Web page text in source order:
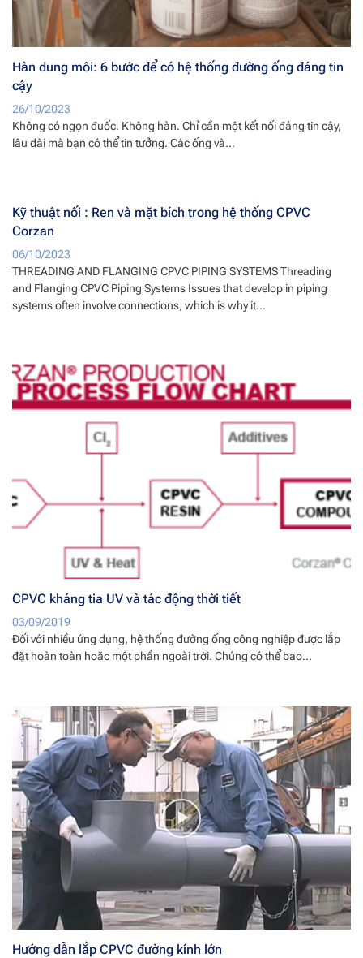
Hàn dung môi: 6 bước để có hệ thống đường ống đáng tin
cậy
26/10/2023
Không có ngọn đuốc. Không hàn. Chỉ cần một kết nối đáng tin cậy,
lâu dài mà bạn có thể tin tưởng. Các ống và...
Kỹ thuật nối : Ren và mặt bích trong hệ thống CPVC
Corzan
06/10/2023
THREADING AND FLANGING CPVC PIPING SYSTEMS Threading
and Flanging CPVC Piping Systems Issues that develop in piping
systems often involve connections, which is why it...
CPVC kháng tia UV và tác động thời tiết
03/09/2019
Đối với nhiều ứng dụng, hệ thống đường ống công nghiệp được lắp
đặt hoàn toàn hoặc một phần ngoài trời. Chúng có thể bao...
Hướng dẫn lắp CPVC đường kính lớn